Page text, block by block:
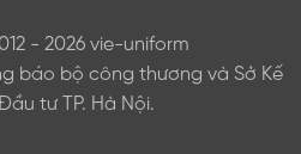
- 2026 vie-uniform
báo bộ công thương và Sở Kế
tư TP. Hà Nội.